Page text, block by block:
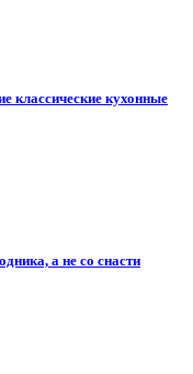
классические кухонные
а не со снасти